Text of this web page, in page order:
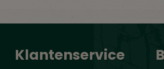
Klantenservice